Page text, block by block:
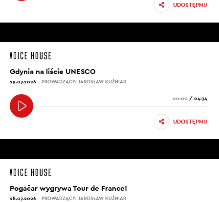
UDOSTĘPNIJ
Gdynia na liście UNESCO
29.07.2026 PROWADZĄCY: JAROSŁAW KUŹNIAR
00:00 / 04:34
UDOSTĘPNIJ
Pogačar wygrywa Tour de France!
28.07.2026 PROWADZĄCY: JAROSŁAW KUŹNIAR